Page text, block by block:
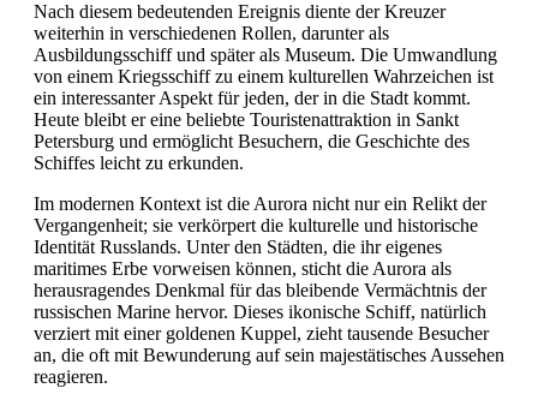
Nach diesem bedeutenden Ereignis diente der Kreuzer
weiterhin in verschiedenen Rollen, darunter als
Ausbildungsschiff und später als Museum. Die Umwandlung
von einem Kriegsschiff zu einem kulturellen Wahrzeichen ist
ein interessanter Aspekt für jeden, der in die Stadt kommt.
Heute bleibt er eine beliebte Touristenattraktion in Sankt
Petersburg und ermöglicht Besuchern, die Geschichte des
Schiffes leicht zu erkunden.
Im modernen Kontext ist die Aurora nicht nur ein Relikt der
Vergangenheit; sie verkörpert die kulturelle und historische
Identität Russlands. Unter den Städten, die ihr eigenes
maritimes Erbe vorweisen können, sticht die Aurora als
herausragendes Denkmal für das bleibende Vermächtnis der
russischen Marine hervor. Dieses ikonische Schiff, natürlich
verziert mit einer goldenen Kuppel, zieht tausende Besucher
an, die oft mit Bewunderung auf sein majestätisches Aussehen
reagieren.